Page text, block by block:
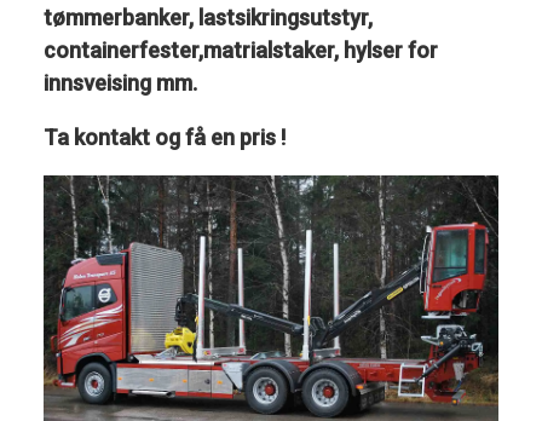
tømmerbanker, lastsikringsutstyr,
containerfester,matrialstaker, hylser for
innsveising mm.
Ta kontakt og få en pris !